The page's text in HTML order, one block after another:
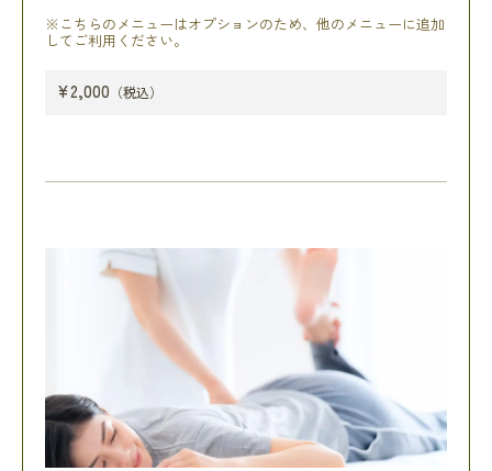
※こちらのメニューはオプションのため、他のメニューに追加
してご利用ください。
¥2,000 （税込）